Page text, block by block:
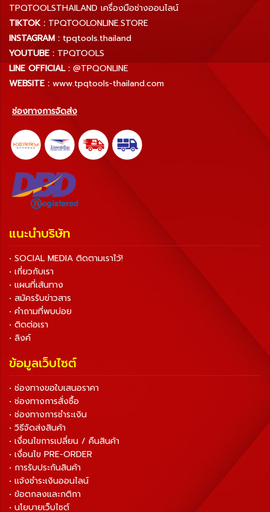
TPQTOOLSTHAILAND เครื่องมือช่างออนไลน์
TIKTOK : TPQTOOLONLINE.STORE
INSTAGRAM : tpqtools.thailand
YOUTUBE : TPQTOOLS
LINE OFFICIAL : @TPQONLINE
WEBSITE : www.tpqtools-thailand.com
ช่องทางการจัดส่ง
แนะนำบริษัท
• SOCIAL MEDIA ติดตามเราไว้!
• เกี่ยวกับเรา
• แผนที่เส้นทาง
• สมัครรับข่าวสาร
• คำถามที่พบบ่อย
• ติดต่อเรา
• ลิงค์
ข้อมูลเว็บไซต์
• ช่องทางขอใบเสนอราคา
• ช่องทางการสั่งซื้อ
• ช่องทางการชำระเงิน
• วิธีจัดส่งสินค้า
• เงื่อนไขการเปลี่ยน / คืนสินค้า
• เงื่อนไข PRE-ORDER
• การรับประกันสินค้า
• แจ้งชำระเงินออนไลน์
• ข้อตกลงและกติกา
• นโยบายเว็บไซต์